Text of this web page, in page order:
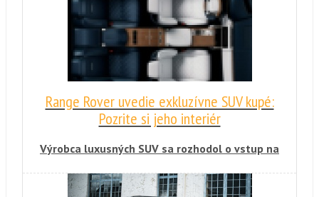
Z údolia k nemu vedie 99 zákrut a 999
schodov. Range Rover Sport je prvý automobil,
ktorý sa dostal až na vrchol.
Range Rover uvedie exkluzívne SUV kupé:
Pozrite si jeho interiér
Výrobca luxusných SUV sa rozhodol o vstup na
Urobí tak však po svojom. Nových modelov